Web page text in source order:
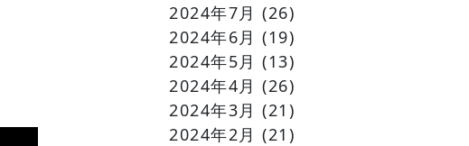
2024年7月 (26)
2024年6月 (19)
2024年5月 (13)
2024年4月 (26)
2024年3月 (21)
2024年2月 (21)